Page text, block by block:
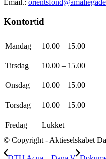
Email.:
Kontortid
Mandag 10.00 – 15.00
Tirsdag 10.00 – 15.00
Onsdag 10.00 – 15.00
Torsdag 10.00 – 15.00
Fredag
Lukket
© Copyright - Aktieselskabet